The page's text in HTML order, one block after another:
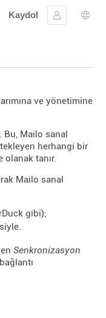
Kaydol
Oturum aç
Dil
ve yönetimine
Bu, Mailo sanal
herhangi bir
tanır.
Mailo sanal
gibi);
Senkronizasyon